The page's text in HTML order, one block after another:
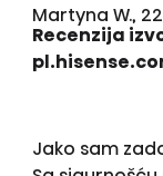
Martyna W.,
Recenzija
Jako sam